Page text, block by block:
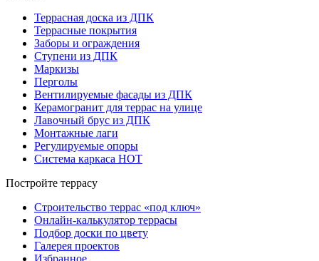
Террасная доска из ДПК
Террасные покрытия
Заборы и ограждения
Ступени из ДПК
Маркизы
Перголы
Вентилируемые фасады из ДПК
Керамогранит для террас на улице
Лавочный брус из ДПК
Монтажные лаги
Регулируемые опоры
Система каркаса НОТ
Постройте террасу
Строительство террас «под ключ»
Онлайн-калькулятор террасы
Подбор доски по цвету
Галерея проектов
Избранное